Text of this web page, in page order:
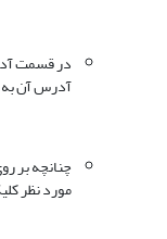
آدرس آن
چنانچه بر
مورد نظر